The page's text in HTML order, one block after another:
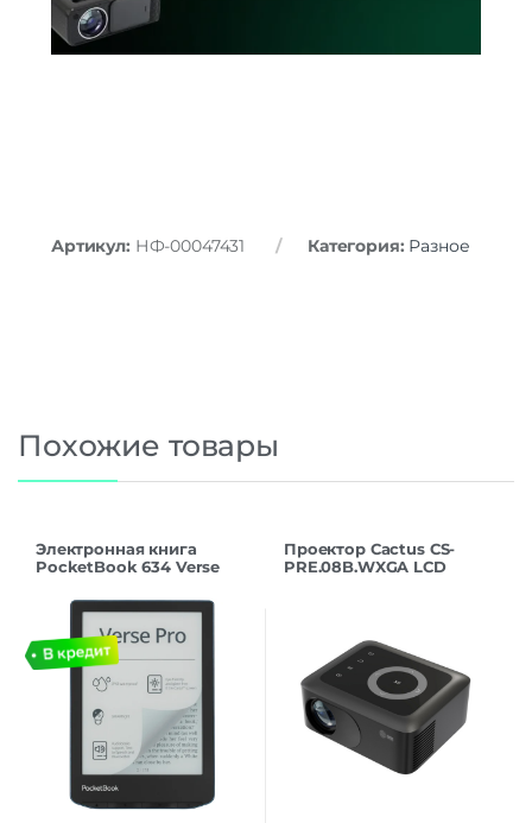
Артикул: НФ-00047431 Категория: Разное
Похожие товары
Электронная книга
PocketBook 634 Verse
Проектор Cactus CS-
PRE.08B.WXGA LCD
typeA 1xH